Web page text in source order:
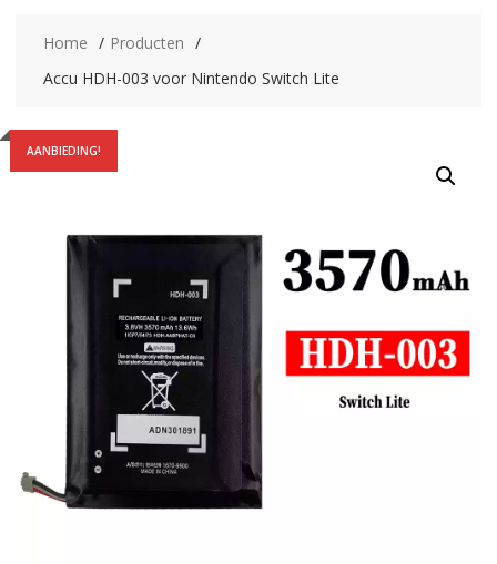
Home
Producten
Accu HDH-003 voor Nintendo Switch Lite
AANBIEDING!